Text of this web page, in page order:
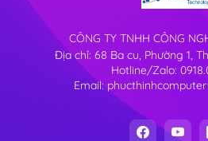
CÔNG TY TNHH CÔNG
Địa chỉ: 68 Ba cu, Phường 1,
Hotline/Zalo:
Email: